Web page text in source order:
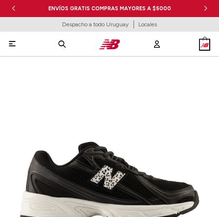
ENVÍOS GRATIS COMPRAS MAYORES A $5000
Despacho a todo Uruguay Locales
